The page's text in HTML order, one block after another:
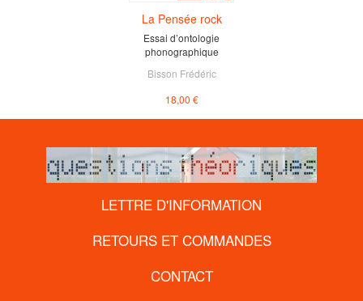
La Pensée rock
Essai d’ontologie
phonographique
Bisson Frédéric
18,00 €
LETTRE D'INFORMATION
RETOURS ET COMMANDES
CONTACT